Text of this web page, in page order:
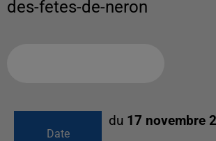
Date
du 17 novembre